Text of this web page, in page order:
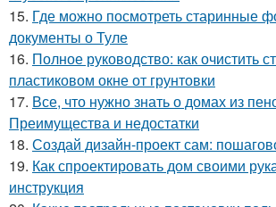
15. Где можно посмотреть старинные
документы о Туле
16. Полное руководство: как очистить
пластиковом окне от грунтовки
17. Все, что нужно знать о домах из
Преимущества и недостатки
18. Создай дизайн-проект сам:
19. Как спроектировать дом своими
инструкция